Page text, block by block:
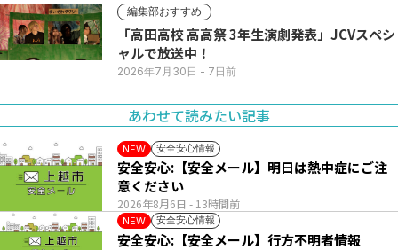
編集部おすすめ
「高田高校 高高祭 3年生演劇発表」JCVスペシ
ャルで放送中！
2026年7月30日 - 7日前
あわせて読みたい記事
NEW 安全安心情報
2026年8月6日 - 13時間前
安全安心:【安全メール】明日は熱中症にご注
意ください
NEW 安全安心情報
安全安心:【安全メール】行方不明者情報